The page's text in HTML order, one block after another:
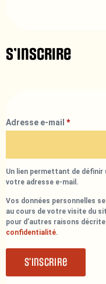
S’inscrire
Adresse e-mail *
Un lien permettant de définir
votre adresse e-mail.
Vos données personnelles
au cours de votre visite du
pour d’autres raisons
confidentialité.
S’inscrire